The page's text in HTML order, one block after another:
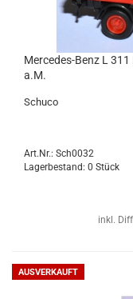
Mercedes-​​Benz L
a.M.
Schu­co
Art.Nr.: Sch0032
Lagerbestand: 0 Stück
inkl.
AUSVERKAUFT